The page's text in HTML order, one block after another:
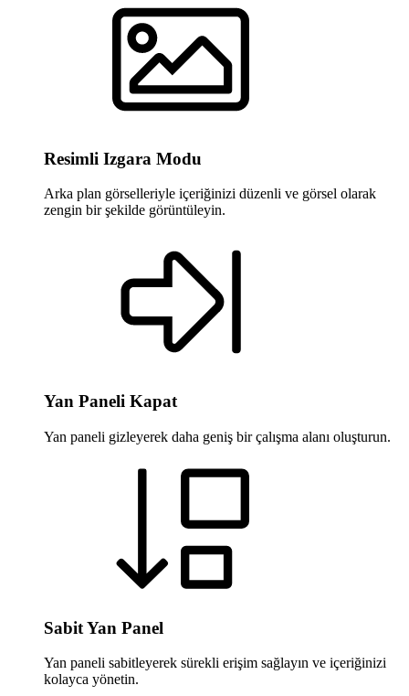
Resimli Izgara Modu
Arka plan görselleriyle içeriğinizi düzenli ve görsel olarak
zengin bir şekilde görüntüleyin.
Yan Paneli Kapat
Yan paneli gizleyerek daha geniş bir çalışma alanı oluşturun.
Sabit Yan Panel
Yan paneli sabitleyerek sürekli erişim sağlayın ve içeriğinizi
kolayca yönetin.